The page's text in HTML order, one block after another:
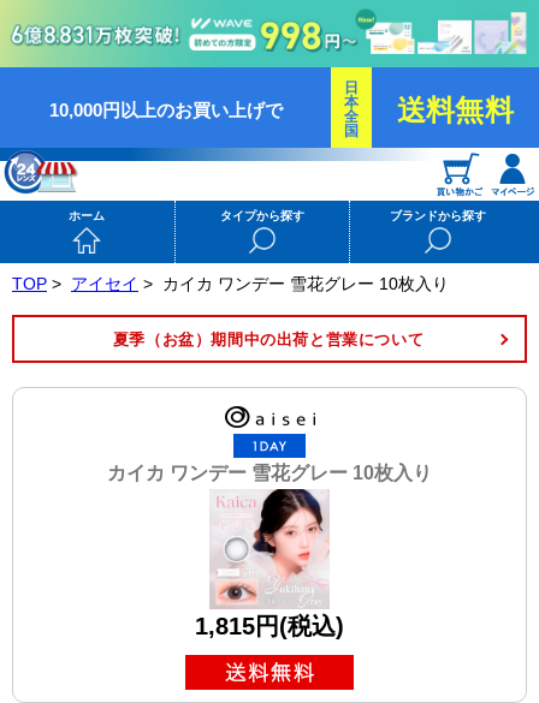
10,000円以上のお買い上げで
日
本
全
国
送料無料
ホーム タイプから探す ブランドから探す
TOP > アイセイ > カイカ ワンデー 雪花グレー 10枚入り
夏季（お盆）期間中の出荷と営業について
カイカ ワンデー 雪花グレー 10枚入り
1,815円(税込)